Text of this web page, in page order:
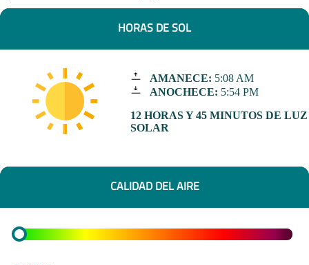
HORAS DE SOL
AMANECE: 5:08 AM
ANOCHECE: 5:54 PM
12 HORAS Y 45 MINUTOS DE LUZ
SOLAR
CALIDAD DEL AIRE